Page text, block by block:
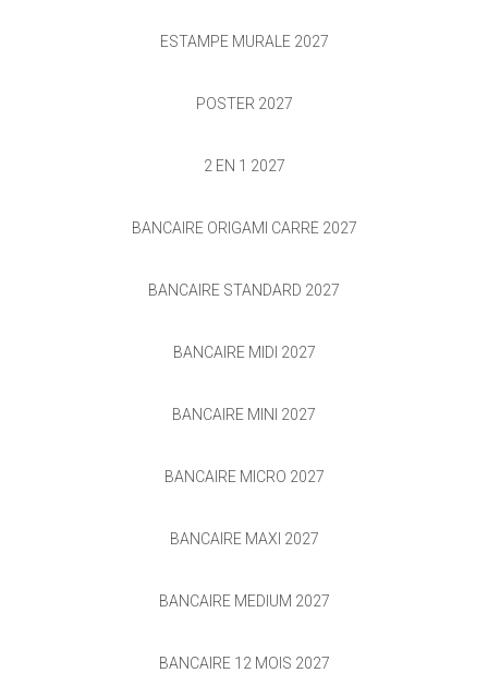
ESTAMPE MURALE 2027
POSTER 2027
2 EN 1 2027
BANCAIRE ORIGAMI CARRÉ 2027
BANCAIRE STANDARD 2027
BANCAIRE MIDI 2027
BANCAIRE MINI 2027
BANCAIRE MICRO 2027
BANCAIRE MAXI 2027
BANCAIRE MEDIUM 2027
BANCAIRE 12 MOIS 2027